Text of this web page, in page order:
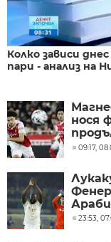
Колко зависи
пари - анализ на
нося
велик
09:17,
23:53,